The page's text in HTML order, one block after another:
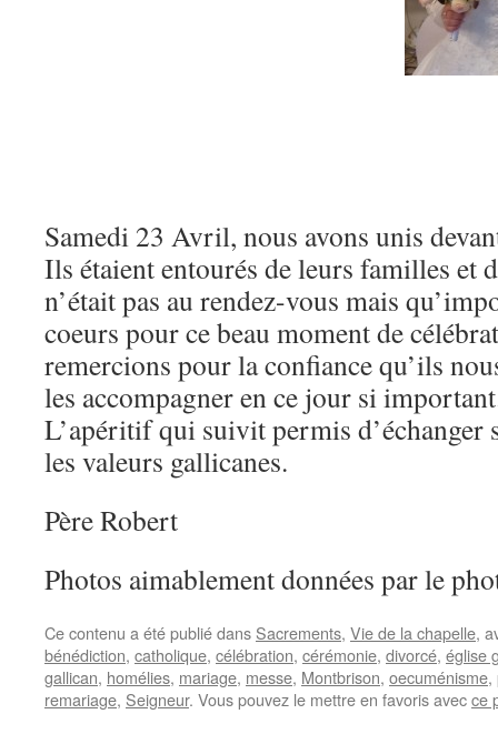
Samedi 23 Avril, nous avons unis
Ils étaient entourés de leurs familles et
n’était pas au rendez-vous mais
coeurs pour ce beau moment de
remercions pour la confiance qu’ils
les accompagner en ce jour si
L’apéritif qui suivit permis d’échanger
les valeurs gallicanes.
Père Robert
Photos aimablement données par le
Ce contenu a été publié dans Sacrements, Vie de la chapelle,
bénédiction, catholique, célébration, cérémonie, divorcé, église
gallican, homélies, mariage, messe, Montbrison, oecuménisme,
remariage, Seigneur. Vous pouvez le mettre en favoris avecce